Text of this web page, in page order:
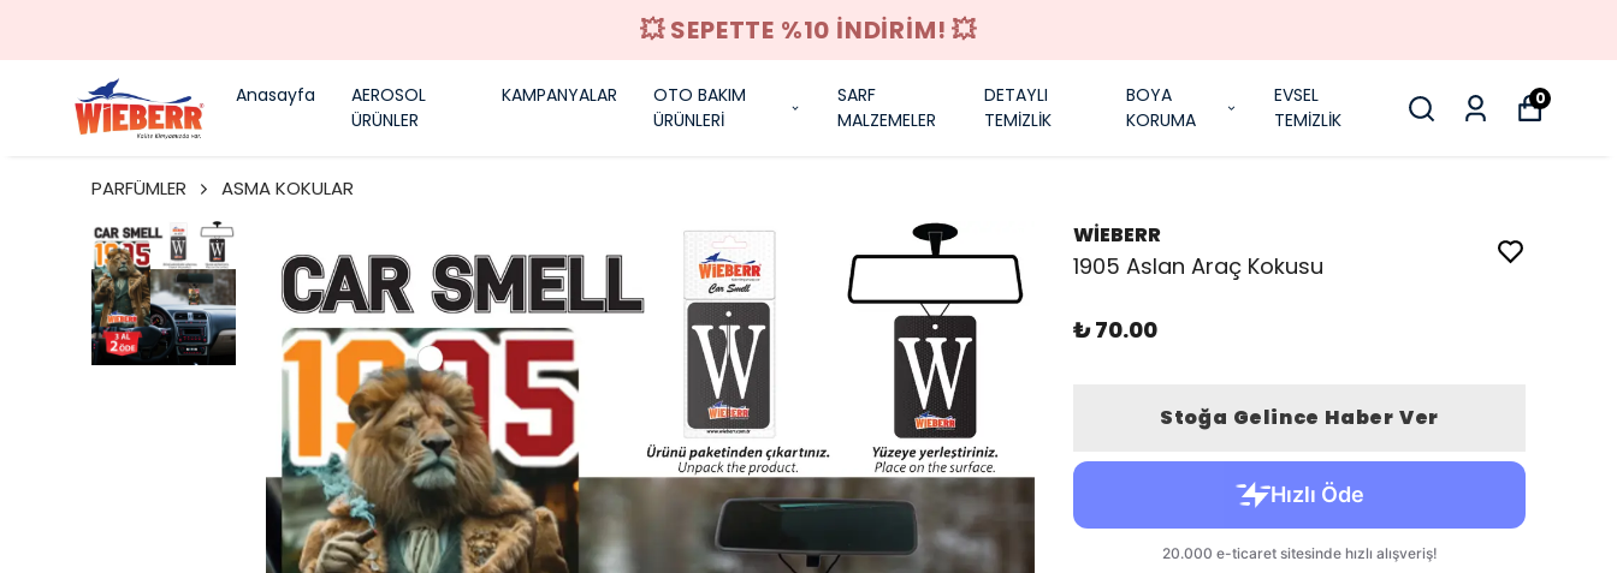
Anasayfa
AEROSOL
ÜRÜNLER
KAMPANYALAR
OTO BAKIM
ÜRÜNLERİ
SARF
MALZEMELER
DETAYLI
TEMİZLİK
BOYA
KORUMA
EVSEL
TEMİZLİK
0
PARFÜMLER ASMA KOKULAR
WİEBERR
1905 Aslan Araç Kokusu
₺ 70.00
Stoğa Gelince Haber Ver